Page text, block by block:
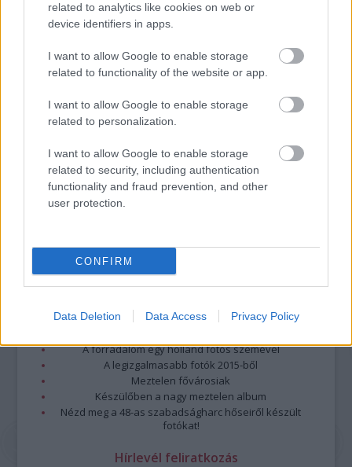
related to analytics like cookies on web or
device identifiers in apps.
I want to allow Google to enable storage
related to functionality of the website or app.
I want to allow Google to enable storage
related to personalization.
I want to allow Google to enable storage
related to security, including authentication
functionality and fraud prevention, and other
user protection.
CONFIRM
Data Deletion Data Access Privacy Policy
A bejegyzés trackback címe:
https://kulturpart.hu/api/trackback/id/7833914
A hozzászólások avonatkozó jogszabályokértelmében felhasználói tartalomnak
minősülnek, értük aszolgáltatás technikaiüzemeltetője semmilyen felelősséget
Részletek a Felhasználási feltételekbenés azadatvédelmi tájékoztatóban
Legolvasottabb
Megdöbbentő fotók a néptelen fővárosról
Top 10: ezek a legjobb szerelmes filmek
Megjöttek a meztelen hősnők
A forradalom egy holland fotós szemével
A legizgalmasabb fotók 2015-ből
Meztelen fővárosiak
Készülőben a nagy meztelen album
Nézd meg a 48-as szabadságharc hőseiről készült
fotókat!
Hírlevél feliratkozás